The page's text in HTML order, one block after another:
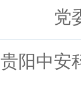
党
贵阳中安